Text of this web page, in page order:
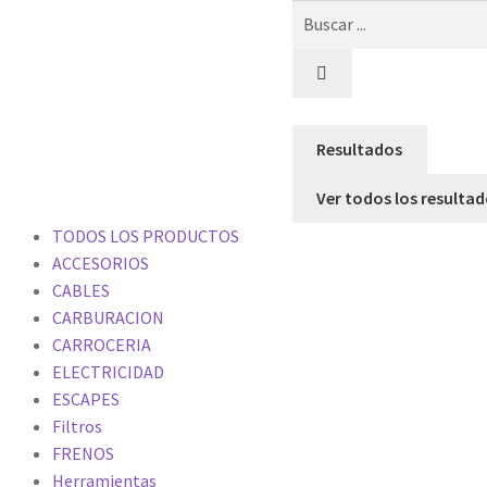
Resultados
Ver todos los
TODOS LOS PRODUCTOS
ACCESORIOS
CABLES
CARBURACION
CARROCERIA
ELECTRICIDAD
ESCAPES
Filtros
FRENOS
Herramientas